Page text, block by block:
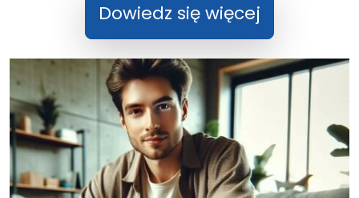
Dowiedz się więcej